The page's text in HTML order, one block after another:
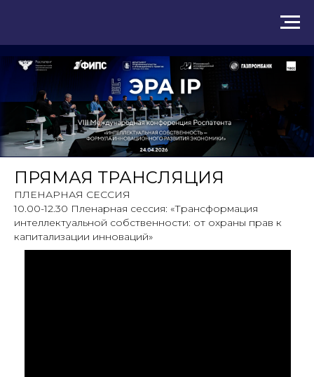
ПРЯМАЯ ТРАНСЛЯЦИЯ
ПЛЕНАРНАЯ СЕССИЯ
10.00-12.30 Пленарная сессия: «Трансформация
интеллектуальной собственности: от охраны прав к
капитализации инноваций»